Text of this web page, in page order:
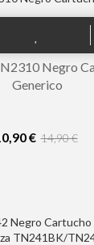
Negro
Generico
€ 14,90 €